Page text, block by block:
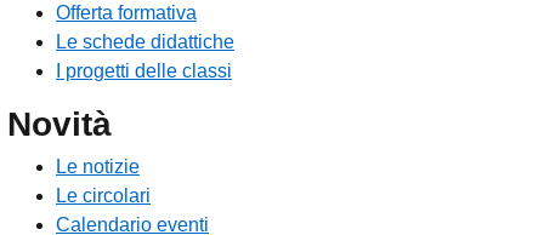
Offerta formativa
Le schede didattiche
I progetti delle classi
Novità
Le notizie
Le circolari
Calendario eventi